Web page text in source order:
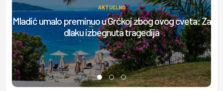
AKTUELNO
Mladić umalo preminuo u Grčkoj zbog ovog cveta: Za
dlaku izbegnuta tragedija